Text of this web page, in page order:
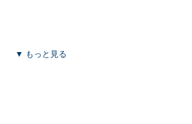
▼ もっと見る